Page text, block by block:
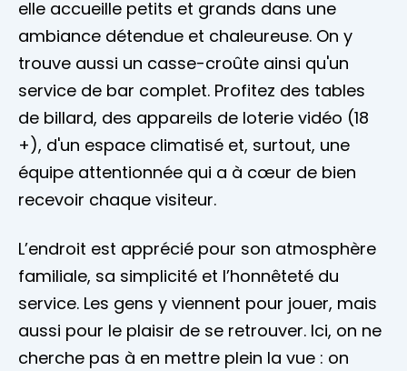
elle accueille petits et grands dans une
ambiance détendue et chaleureuse. On y
trouve aussi un casse-croûte ainsi qu'un
service de bar complet. Profitez des tables
de billard, des appareils de loterie vidéo (18
+), d'un espace climatisé et, surtout, une
équipe attentionnée qui a à cœur de bien
recevoir chaque visiteur.
L’endroit est apprécié pour son atmosphère
familiale, sa simplicité et l’honnêteté du
service. Les gens y viennent pour jouer, mais
aussi pour le plaisir de se retrouver. Ici, on ne
cherche pas à en mettre plein la vue : on